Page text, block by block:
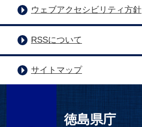
ウェブアクセシビリティ方針
RSSについて
サイトマップ
徳島県庁